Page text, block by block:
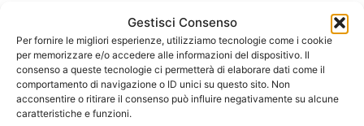
Gestisci Consenso
Per fornire le migliori esperienze, utilizziamo tecnologie come i cookie
per memorizzare e/o accedere alle informazioni del dispositivo. Il
consenso a queste tecnologie ci permetterà di elaborare dati come il
comportamento di navigazione o ID unici su questo sito. Non
acconsentire o ritirare il consenso può influire negativamente su alcune
caratteristiche e funzioni.
Demolizione MinicarCastel Gandolfo
Demolizione MotoCastel Gandolfo
Demolizione MotoriniCastel Gandolfo
Demolizione Scooter